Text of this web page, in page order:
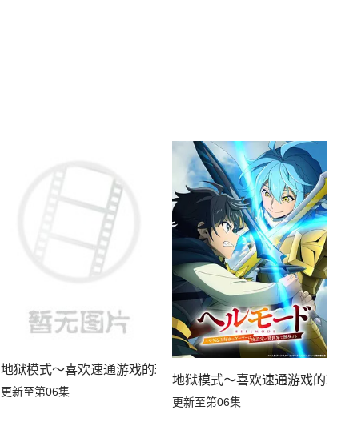
地狱模式～喜欢速通游戏的玩家在废设定异世界无双～第二
更新至第06集
地狱模式～喜欢速通游戏的
更新至第06集